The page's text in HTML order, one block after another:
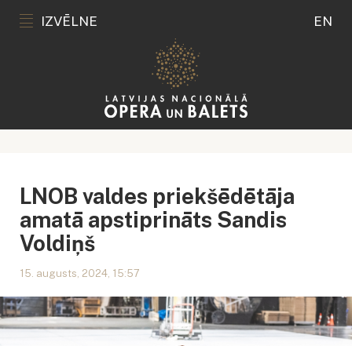
IZVĒLNE EN
LNOB valdes priekšēdētāja
amatā apstiprināts Sandis
Voldiņš
15. augusts, 2024, 15:57